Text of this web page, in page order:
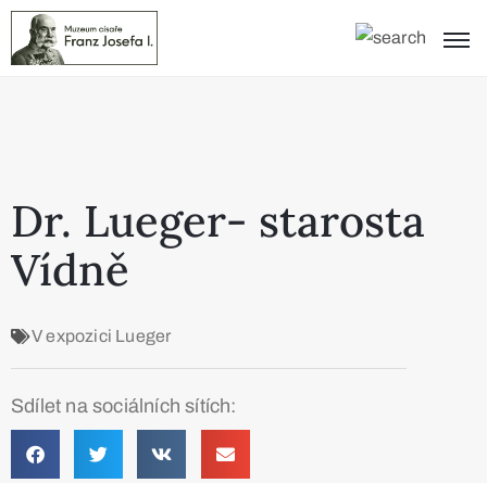
Dr. Lueger- starosta
Vídně
V expozici Lueger
Sdílet na sociálních sítích: